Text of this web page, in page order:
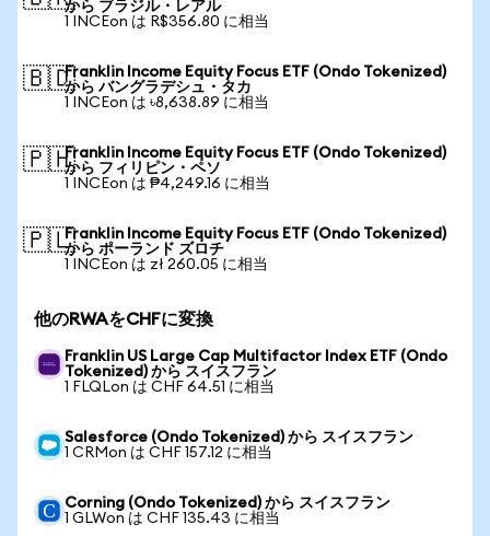
から ブラジル・レアル
1 INCEon は R$356.80 に相当
🇧🇩Franklin Income Equity Focus ETF (Ondo Tokenized)
から バングラデシュ・タカ
1 INCEon は ৳8,638.89 に相当
🇵🇭Franklin Income Equity Focus ETF (Ondo Tokenized)
から フィリピン・ペソ
1 INCEon は ₱4,249.16 に相当
🇵🇱Franklin Income Equity Focus ETF (Ondo Tokenized)
から ポーランド ズロチ
1 INCEon は zł 260.05 に相当
他のRWAをCHFに変換
Franklin US Large Cap Multifactor Index ETF (Ondo
Tokenized) から スイスフラン
1 FLQLon は CHF 64.51 に相当
Salesforce (Ondo Tokenized) から スイスフラン
1 CRMon は CHF 157.12 に相当
Corning (Ondo Tokenized) から スイスフラン
1 GLWon は CHF 135.43 に相当